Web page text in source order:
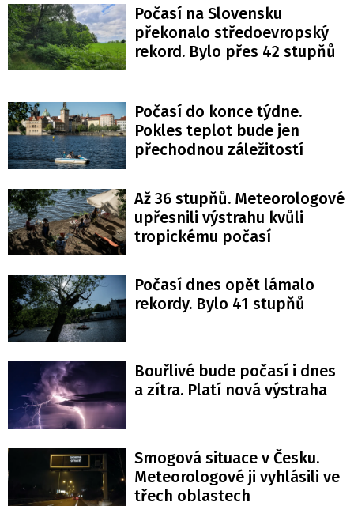
Počasí na Slovensku
překonalo středoevropský
rekord. Bylo přes 42 stupňů
Počasí do konce týdne.
Pokles teplot bude jen
přechodnou záležitostí
Až 36 stupňů. Meteorologové
upřesnili výstrahu kvůli
tropickému počasí
Počasí dnes opět lámalo
rekordy. Bylo 41 stupňů
Bouřlivé bude počasí i dnes
a zítra. Platí nová výstraha
Smogová situace v Česku.
Meteorologové ji vyhlásili ve
třech oblastech